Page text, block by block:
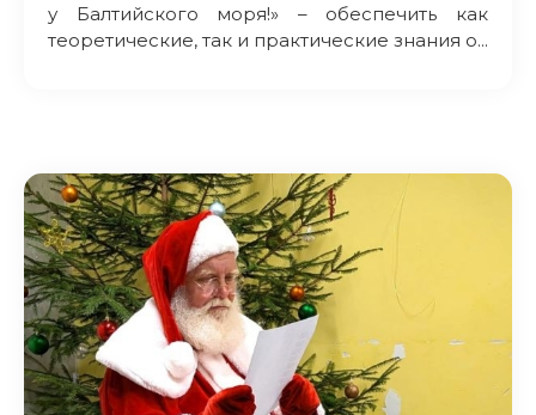
у Балтийского моря!» – обеспечить как
теоретические, так и практические знания о...